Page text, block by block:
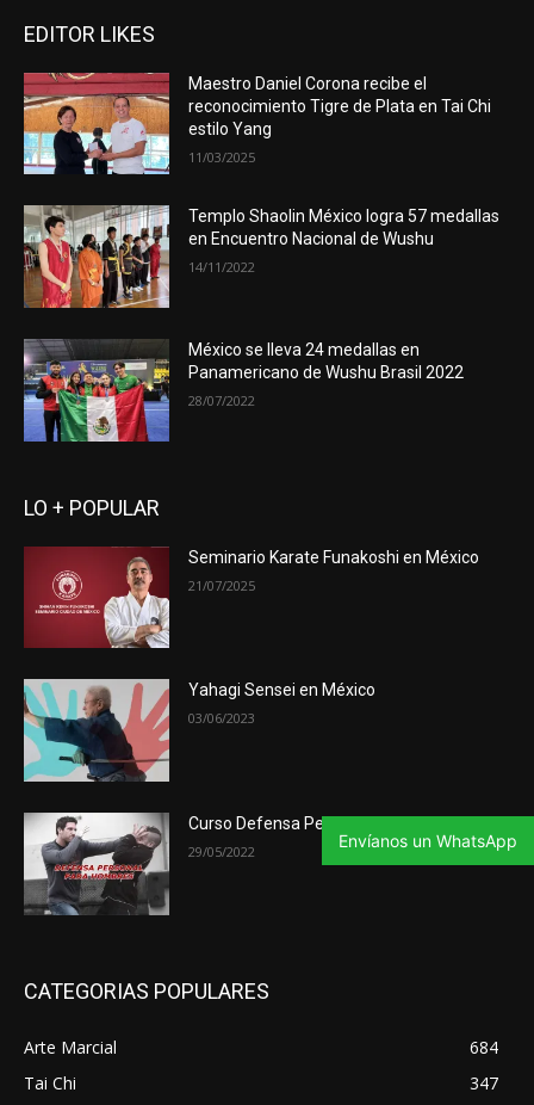
EDITOR LIKES
Maestro Daniel Corona recibe el
reconocimiento Tigre de Plata en Tai Chi
estilo Yang
11/03/2025
Templo Shaolin México logra 57 medallas
en Encuentro Nacional de Wushu
14/11/2022
México se lleva 24 medallas en
Panamericano de Wushu Brasil 2022
28/07/2022
LO + POPULAR
Seminario Karate Funakoshi en México
21/07/2025
Yahagi Sensei en México
03/06/2023
Curso Defensa Personal
29/05/2022
CATEGORIAS POPULARES
Arte Marcial
684
Tai Chi
347
Envíanos un WhatsApp